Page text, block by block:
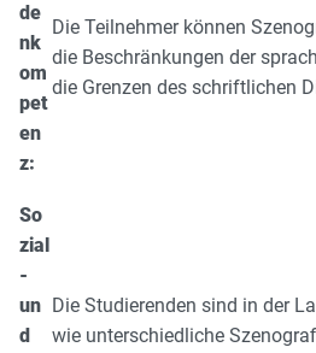
de
nk
om
pet
en
z:
Die Teilnehmer können
die Beschränkungen der
die Grenzen des schriftlichen
So
zial
-
un
d
Die Studierenden sind in der
wie unterschiedliche